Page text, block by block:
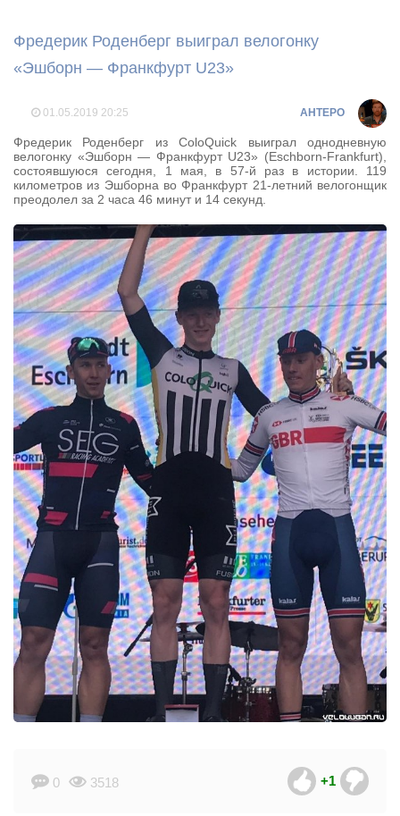
Фредерик Роденберг выиграл велогонку
«Эшборн — Франкфурт U23»
01.05.2019 20:25 AHTEPO
Фредерик Роденберг из ColoQuick выиграл однодневную
велогонку «Эшборн — Франкфурт U23» (Eschborn-Frankfurt),
состоявшуюся сегодня, 1 мая, в 57-й раз в истории. 119
километров из Эшборна во Франкфурт 21-летний велогонщик
преодолел за 2 часа 46 минут и 14 секунд.
0 3518 +1